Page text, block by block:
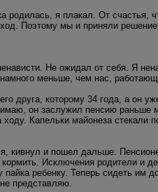
родилась, я плакал. От счастья,
Поэтому мы и приняли
Не ожидал от себя. Я
меньше, чем нас,
друга, которому 34 года, а он
он заслужил пенсию раньше
ходу. Капельки майонеза
кивнул и пошел дальше.
кормить. Исключения родители и
пайка ребенку. Теперь сидеть
представляю.